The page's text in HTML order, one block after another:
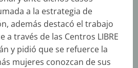
a la estrategia de
además destacó el trabajo
a través de las Centros LIBRE
y pidió que se refuerce la
mujeres conozcan de sus